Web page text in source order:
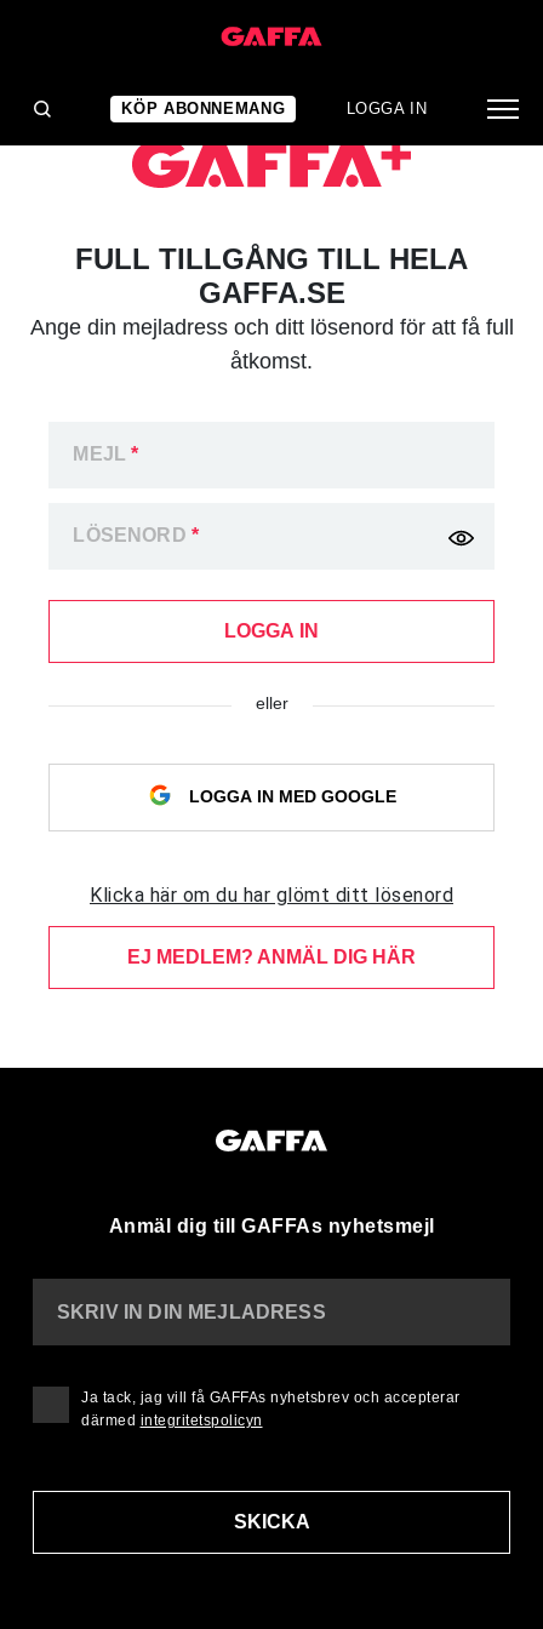
KÖP ABONNEMANG LOGGA IN
FULL TILLGÅNG TILL HELA
GAFFA.SE
Ange din mejladress och ditt lösenord för att få full
åtkomst.
MEJL*
LÖSENORD *
LOGGA IN
eller
LOGGA IN MED GOOGLE
Klicka här om du har glömt ditt lösenord
EJ MEDLEM? ANMÄL DIG HÄR
Anmäl dig till GAFFAs nyhetsmejl
SKRIV IN DIN MEJLADRESS
SKICKA
Ja tack, jag vill få GAFFAs nyhetsbrev och accepterar
därmed integritetspolicyn